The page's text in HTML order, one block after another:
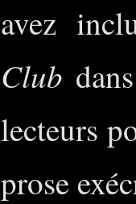
avez
Club
lecteurs
prose